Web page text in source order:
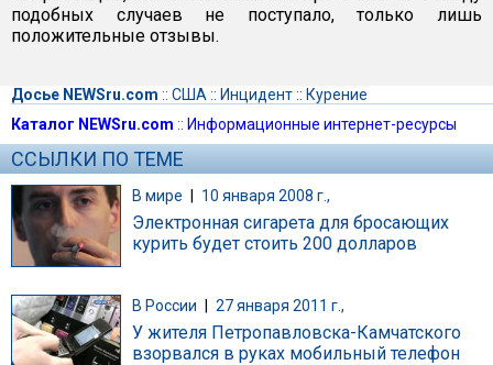
подобных случаев не поступало, только лишь
положительные отзывы.
Досье NEWSru.com :: США :: Инцидент:: Курение
Каталог NEWSru.com :: Информационные интернет-ресурсы
ССЫЛКИ ПО ТЕМЕ
В мире | 10 января 2008 г.,
Электронная сигарета для бросающих
курить будет стоить 200 долларов
В России 27 января 2011 г.,
У жителя Петропавловска-Камчатского
взорвался в руках мобильный телефон